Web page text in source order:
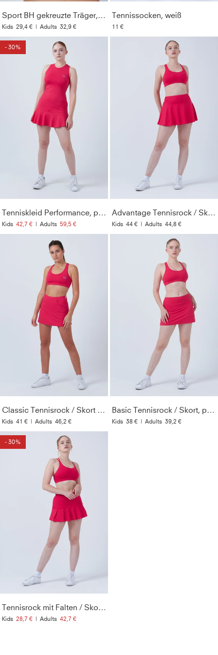
Sonnencremes und Ölen
Material: 91% Polyamid, 9% Elasthan (Lycra®)
Pflegehinweise :
Bei 40° in der Maschine waschbar. Nur
mit ähnlichen Farben waschen. Kein Weichspüler
verwenden. Nicht bügeln.
126593-508
pink
Unifarben
Geschlecht
Damen & Mädchen
Lichtechtheit
Sport BH gekreuzte Träger, pink
Kids 29,4 € | Adults 32,9 €
Tennissocken, weiß
11 €
- 30%
Tenniskleid Performance, pink
Kids 42,7 € | Adults 59,5 €
Advantage Tennisrock / Skort mit Ballhalter, pink
Kids 44 € | Adults 44,8 €
Classic Tennisrock / Skort mit Taschen, pink
Kids 41 € | Adults 46,2 €
Basic Tennisrock / Skort, pink
Kids 38 € | Adults 39,2 €
- 30%
Tennisrock mit Falten / Skort, pink
Kids 28,7 € | Adults 42,7 €